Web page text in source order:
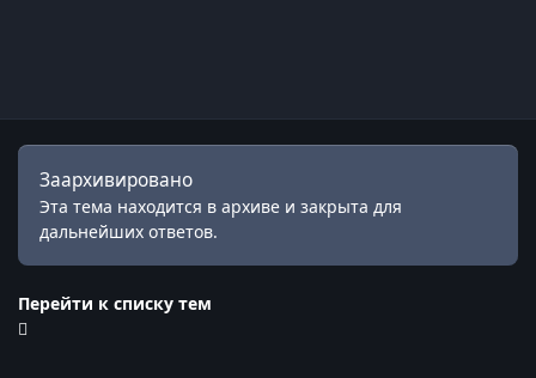
Заархивировано
Эта тема находится в архиве и закрыта для
дальнейших ответов.
Перейти к списку тем